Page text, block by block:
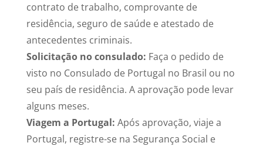
contrato de trabalho, comprovante de
residência, seguro de saúde e atestado de
antecedentes criminais.
Solicitação no consulado: Faça o pedido de
visto no Consulado de Portugal no Brasil ou no
seu país de residência. A aprovação pode levar
alguns meses.
Viagem a Portugal: Após aprovação, viaje a
Portugal, registre-se na Segurança Social e